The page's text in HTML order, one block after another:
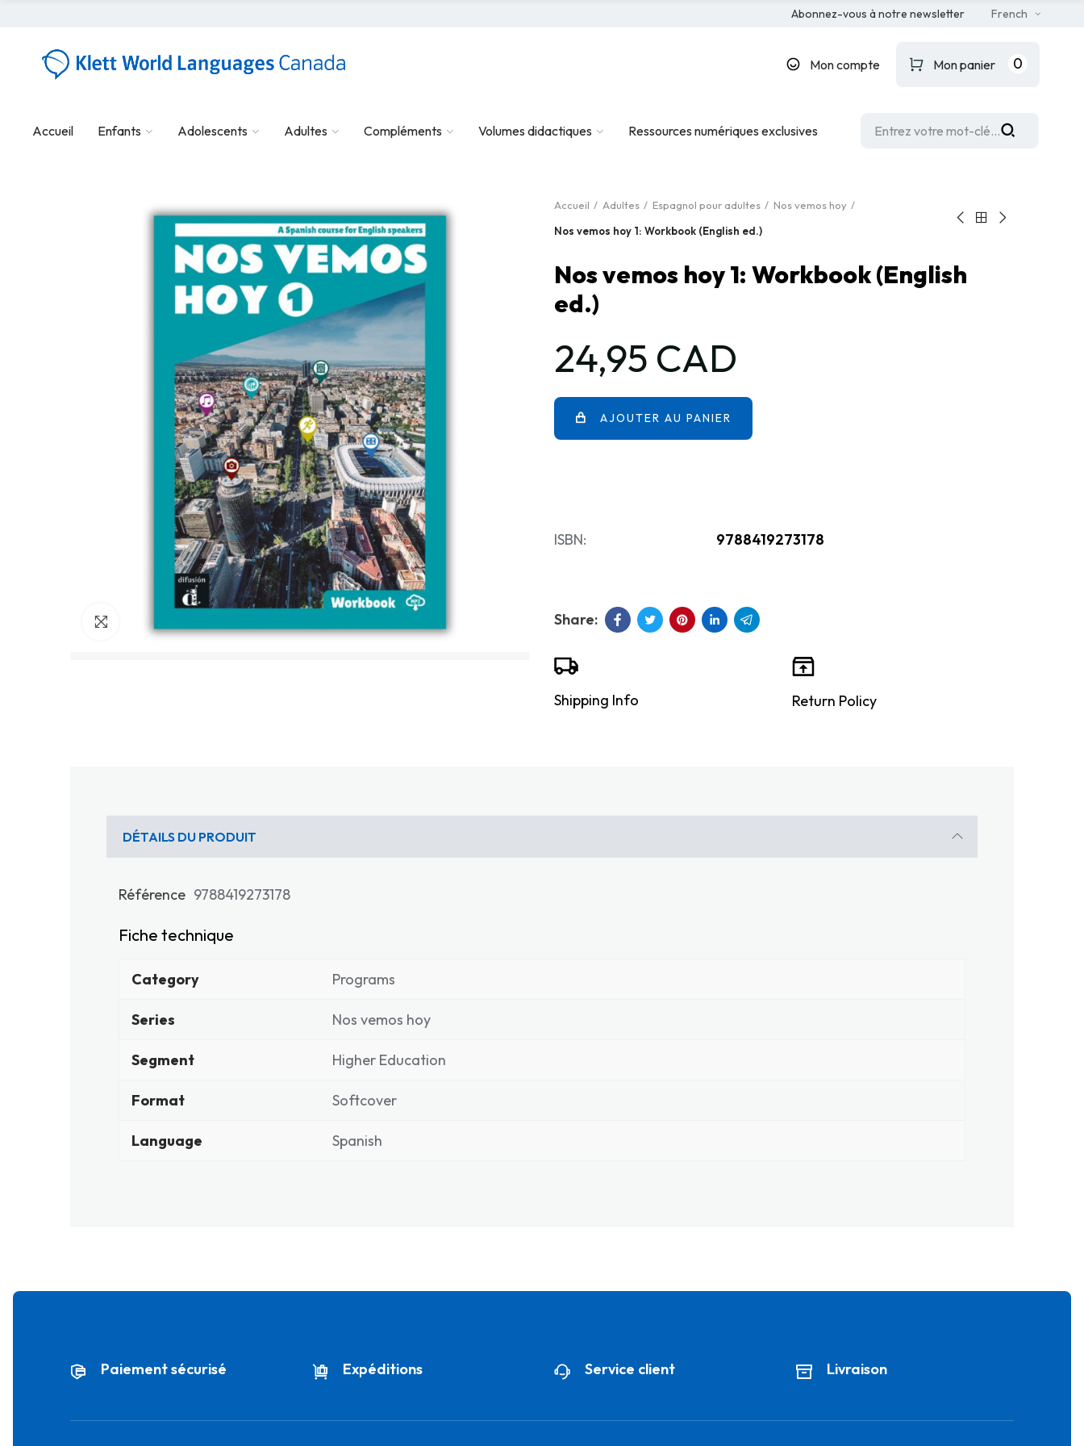
Abonnez-vous à notre newsletter French
Mon compte Mon panier 0
Accueil Enfants Adolescents Adultes Compléments Volumes didactiques Ressources numériques exclusives
Accueil Adultes Espagnol pour adultes
Nos vemos hoy
Nos vemos hoy 1: Workbook (English ed.)
Nos vemos hoy 1: Workbook (English
ed.)
24,95 CAD
AJOUTER AU PANIER
ISBN: 9788419273178
Shipping Info Return Policy
DÉTAILS DU PRODUIT
Référence 9788419273178
Fiche technique
Category Programs
Series Nos vemos hoy
Segment Higher Education
Format Softcover
Language Spanish
Paiement sécurisé Expéditions Service client Livraison